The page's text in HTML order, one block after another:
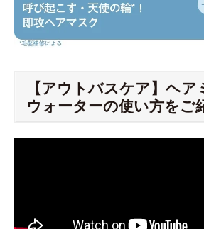
【アウトバスケア】ヘ
ウォーターの使い方をご